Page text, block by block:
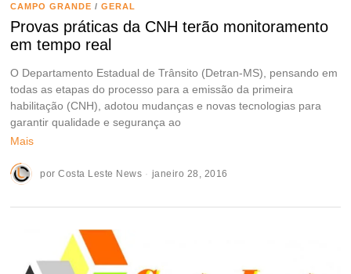
CAMPO GRANDE / GERAL
Provas práticas da CNH terão monitoramento
em tempo real
O Departamento Estadual de Trânsito (Detran-MS), pensando em
todas as etapas do processo para a emissão da primeira
habilitação (CNH), adotou mudanças e novas tecnologias para
garantir qualidade e segurança ao
Mais
porCosta Leste News janeiro 28, 2016